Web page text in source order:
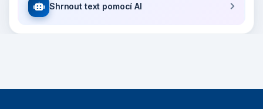
Shrnout text pomocí AI